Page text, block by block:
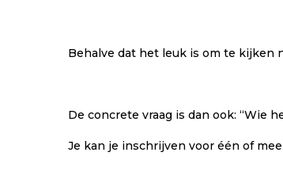
Behalve dat het leuk is om te kijken
De concrete vraag is dan ook: “Wie
Je kan je inschrijven voor één of